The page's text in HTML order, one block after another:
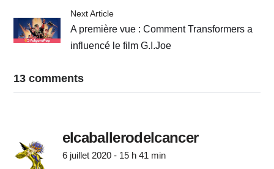
Next Article
A première vue : Comment Transformers a
influencé le film G.I.Joe
13 comments
elcaballerodelcancer
6 juillet 2020 - 15 h 41 min